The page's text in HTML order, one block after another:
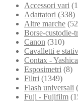
Accessori vari
Adattatori (338)
Altre marche
Borse-custodie-
Canon (310)
Cavalletti e
Contax - Yashica
Esposimetri (8)
Filtri (1349)
Flash universali
Fuji - Fujifilm